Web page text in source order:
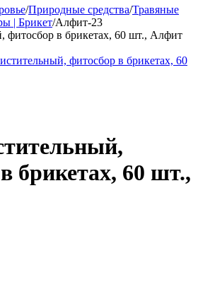
/Природные средства/Травяные
| Брикет/Алфит-23
фитосбор в брикетах, 60 шт., Алфит
брикетах, 60 шт.,